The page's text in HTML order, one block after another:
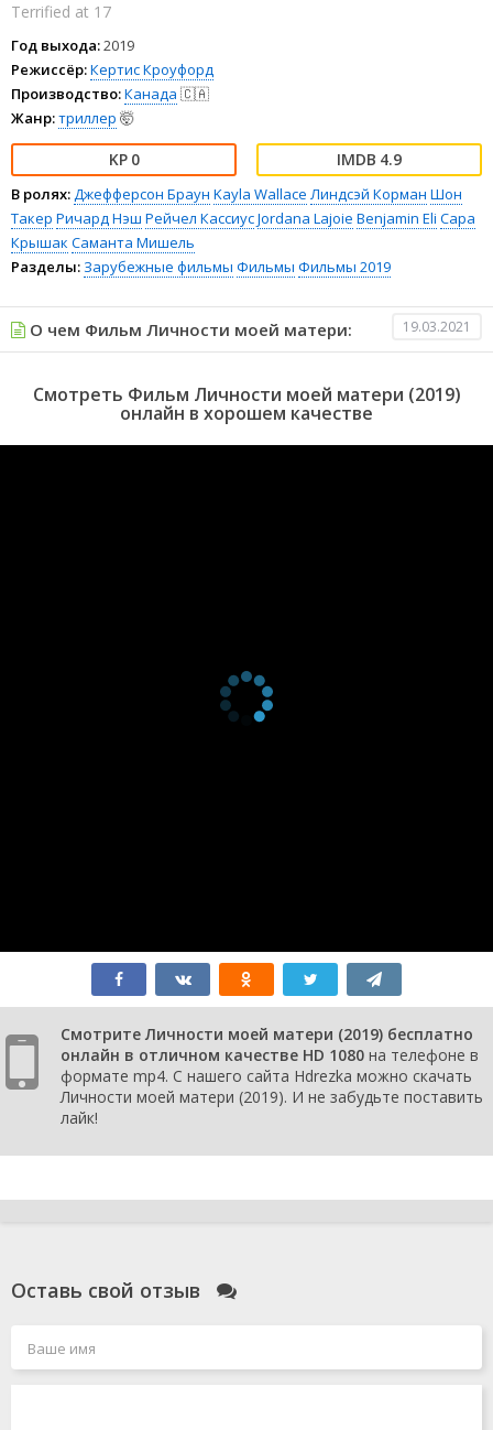
Terrified at 17
Год выхода:2019
Режиссёр:Кертис Кроуфорд
Производство:Канада 🇨🇦
Жанр:триллер 🤯
0 4.9
В ролях:Джефферсон Браун Kayla Wallace Линдсэй Корман Шон
Такер Ричард Нэш Рейчел КассиусJordana Lajoie Benjamin Eli Сара
Крышак Саманта Мишель
Разделы: Зарубежные фильмы Фильмы Фильмы 2019
О чем Фильм Личности моей матери: 19.03.2021
Смотреть Фильм Личности моей матери (2019)
онлайн в хорошем качестве
Смотрите Личности моей матери (2019) бесплатно
онлайн в отличном качестве HD 1080 на телефоне в
формате mp4. С нашего сайта Hdrezka можно скачать
Личности моей матери (2019). И не забудьте поставить
лайк!
Оставь свой отзыв